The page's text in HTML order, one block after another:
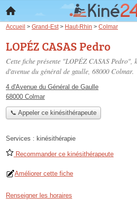
Accueil > Grand-Est > Haut-Rhin > Colmar
LOPÉZ CASAS Pedro
Cette fiche présente "LOPÉZ CASAS Pedro",
d'avenue du général de gaulle, 68000 Colmar.
4 d'Avenue du Général de Gaulle
68000 Colmar
📞 Appeler ce kinésithérapeute
Services : kinésithérapie
Recommander ce kinésithérapeute
Améliorer cette fiche
Renseigner les horaires